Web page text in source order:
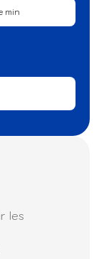
les